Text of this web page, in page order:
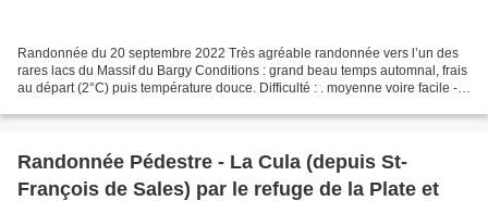
Randonnée du 20 septembre 2022 Très agréable randonnée vers l’un des
rares lacs du Massif du Bargy Conditions : grand beau temps automnal, frais
au départ (2°C) puis température douce. Difficulté : . moyenne voire facile -
Randonnée Pédestre - La Cula (depuis St-
François de Sales) par le refuge de la Plate et